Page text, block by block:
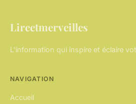
Lireetmerveilles
L'information qui inspire et éclaire
NAVIGATION
Accueil